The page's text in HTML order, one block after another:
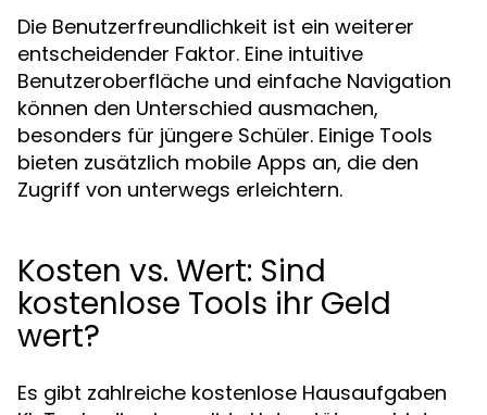
Die Benutzerfreundlichkeit ist ein weiterer
entscheidender Faktor. Eine intuitive
Benutzeroberfläche und einfache Navigation
können den Unterschied ausmachen,
besonders für jüngere Schüler. Einige Tools
bieten zusätzlich mobile Apps an, die den
Zugriff von unterwegs erleichtern.
Kosten vs. Wert: Sind
kostenlose Tools ihr Geld
wert?
Es gibt zahlreiche kostenlose Hausaufgaben